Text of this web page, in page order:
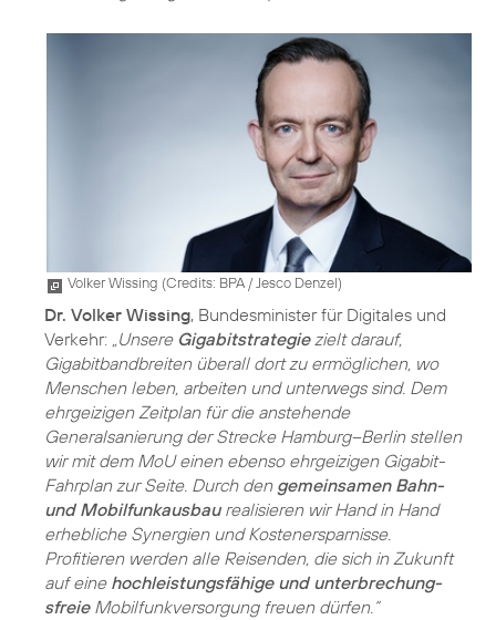
Volker Wissing (Credits: BPA / Jesco Denzel)
Dr. Volker Wissing, Bundesminister für Digitales und
Verkehr: „Unsere Gigabitstrategiezielt darauf,
Gigabitbandbreiten überall dort zu ermöglichen, wo
Menschen leben, arbeiten und unterwegs sind. Dem
ehrgeizigen Zeitplan für die anstehende
Generalsanierung der Strecke Hamburg–Berlin stellen
wir mit dem MoU einen ebenso ehrgeizigen Gigabit-
Fahrplan zur Seite. Durch den gemeinsamen Bahn-
und Mobilfunkausbaurealisieren wir Hand in Hand
erhebliche Synergien und Kostenersparnisse.
Profitieren werden alle Reisenden, die sich in Zukunft
auf eine hochleistungsfähige und unterbrechung­
sfreieMobilfunkversorgung freuen dürfen.“